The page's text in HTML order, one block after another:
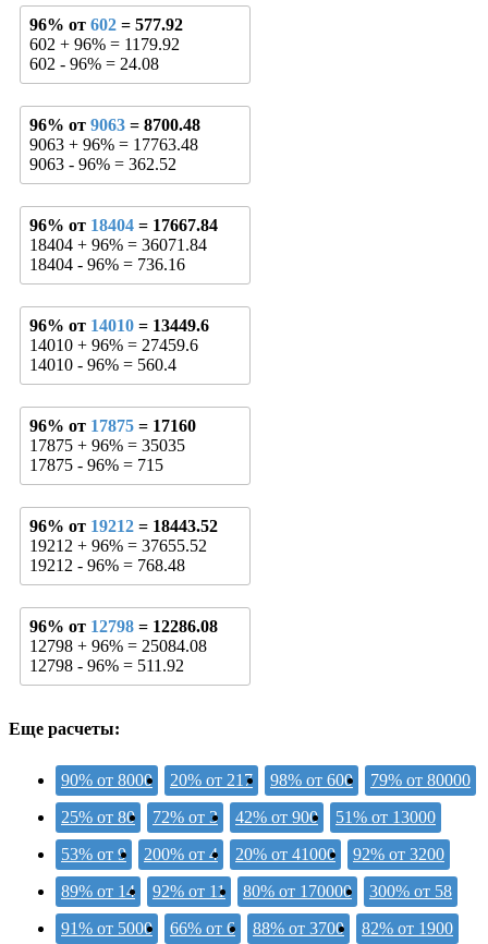
96% от 602 = 577.92
602 + 96% = 1179.92
602 - 96% = 24.08
96% от 9063 = 8700.48
9063 + 96% = 17763.48
9063 - 96% = 362.52
96% от 18404 = 17667.84
18404 + 96% = 36071.84
18404 - 96% = 736.16
96% от 14010 = 13449.6
14010 + 96% = 27459.6
14010 - 96% = 560.4
96% от 17875 = 17160
17875 + 96% = 35035
17875 - 96% = 715
96% от 19212 = 18443.52
19212 + 96% = 37655.52
19212 - 96% = 768.48
96% от 12798 = 12286.08
12798 + 96% = 25084.08
12798 - 96% = 511.92
Еще расчеты:
90% от 8000 20% от 217 98% от 600
79% от 80000
25% от 80
72% от 3 42% от 900
51% от 13000
53% от 9
200% от 4 20% от 41000
92% от 3200
89% от 14
92% от 11 80% от 170000
300% от 58
91% от 5000
66% от 6 88% от 3700 82% от 1900